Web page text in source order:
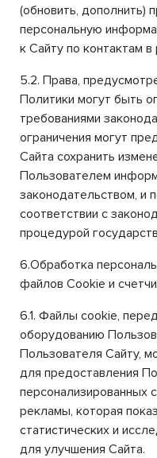
(обновить, дополнить)
персональную
к Сайту по контактам
5.2. Права,
Политики могут быть
требованиями
ограничения могут
Сайта сохранить
Пользователем
законодательством, и
соответствии с
процедурой
6.Обработка
файлов Cookie и
6.1. Файлы cookie,
оборудованию
Пользователя Сайту,
для предоставления
персонализированных
рекламы, которая
статистических и
для улучшения Сайта.